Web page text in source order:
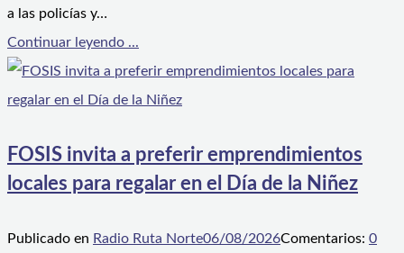
a las policías y…
Continuar leyendo ...
FOSIS invita a preferir emprendimientos
locales para regalar en el Día de la Niñez
Publicado en Radio Ruta Norte06/08/2026Comentarios: 0